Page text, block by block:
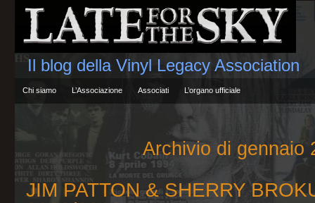
Il blog della Vinyl Legacy Association
Chi siamo L’Associazione Associati L’organo ufficiale
Archivio di gennaio
JIM PATTON & SHERRY